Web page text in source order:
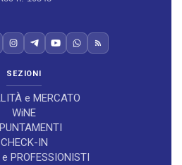
SEZIONI
e MERCATO
WiNE
CHECK-IN
PROFESSIONISTI